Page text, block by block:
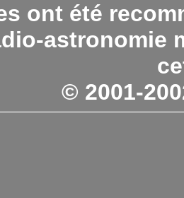
ont été
astronomie
© 2001-